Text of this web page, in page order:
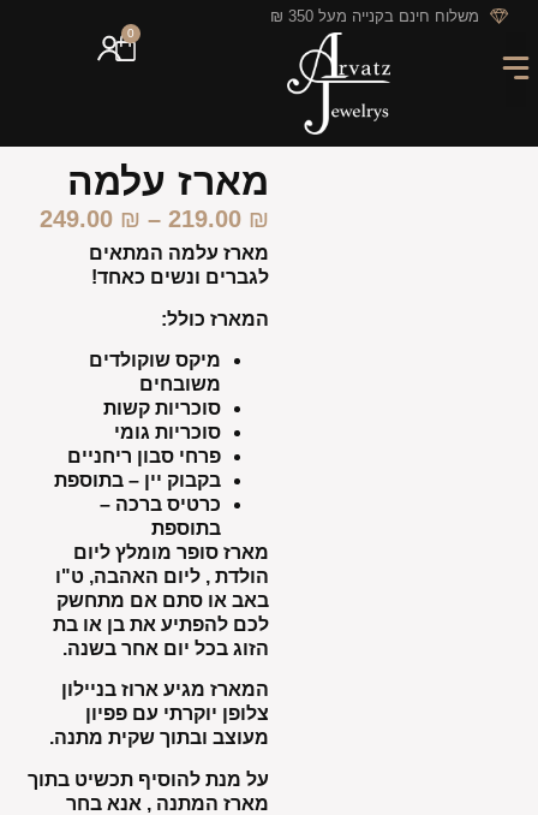
לתוכן משלוח חינם בקנייה מעל 350 ₪
0
מארז עלמה
219.00₪
–
249.00₪
מארז עלמה המתאים
לגברים ונשים כאחד!
המארז כולל:
מיקס שוקולדים
משובחים
סוכריות קשות
סוכריות גומי
פרחי סבון ריחניים
בקבוק יין – בתוספת
כרטיס ברכה –
בתוספת
מארז סופר מומלץ ליום
הולדת , ליום האהבה, ט"ו
באב או סתם אם מתחשק
לכם להפתיע את בן או בת
הזוג בכל יום אחר בשנה.
המארז מגיע ארוז בניילון
צלופן יוקרתי עם פפיון
מעוצב ובתוך שקית מתנה.
על מנת להוסיף תכשיט בתוך
מארז המתנה , אנא בחר